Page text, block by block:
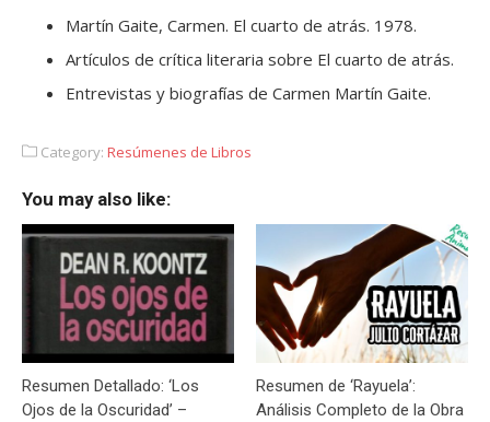
Martín Gaite, Carmen. El cuarto de atrás. 1978.
Artículos de crítica literaria sobre El cuarto de atrás.
Entrevistas y biografías de Carmen Martín Gaite.
Category: Resúmenes de Libros
You may also like:
Resumen Detallado: ‘Los
Ojos de la Oscuridad’ –
Resumen de ‘Rayuela’:
Análisis Completo de la Obra